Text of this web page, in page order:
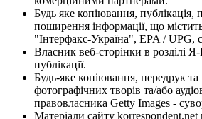
Будь яке копіювання, публікація,
поширення інформації, що
"Інтерфакс-Україна", EPA / UPG,
Власник веб-сторінки в розділі
публікації.
Будь-яке копіювання, передрук та
фотографічних творів та/або
правовласника Getty Images -
Матеріали сайту korrespondent.net